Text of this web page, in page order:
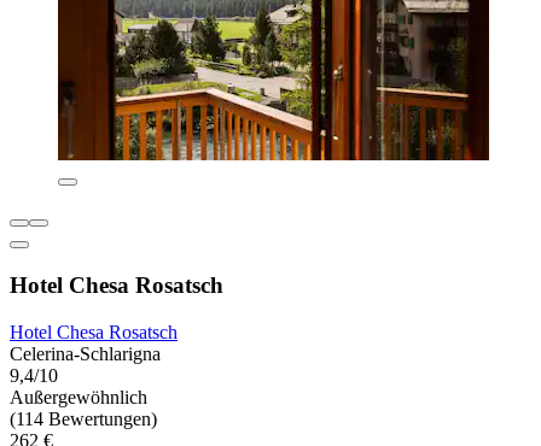
Hotel Chesa Rosatsch
Hotel Chesa Rosatsch
Celerina-Schlarigna
9,4/10
Außergewöhnlich
(114 Bewertungen)
262 €